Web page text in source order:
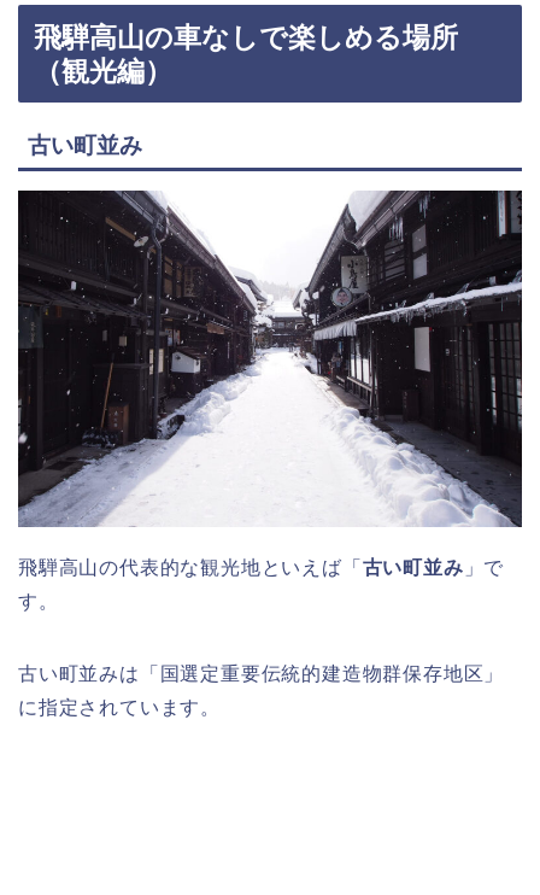
飛騨高山の車なしで楽しめる場所
（観光編）
古い町並み
飛騨高山の代表的な観光地といえば「 古い町並み 」で
す。
古い町並みは「国選定重要伝統的建造物群保存地区」
に指定されています。